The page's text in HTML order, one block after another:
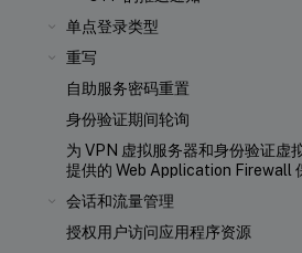
单点登录类型
重写
自助服务密码重置
身份验证期间轮询
为 VPN 虚拟服务器和身份验证虚
提供的 Web Application Firewall
会话和流量管理
授权用户访问应用程序资源